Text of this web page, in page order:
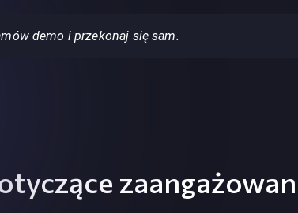
demo i przekonaj się sam.